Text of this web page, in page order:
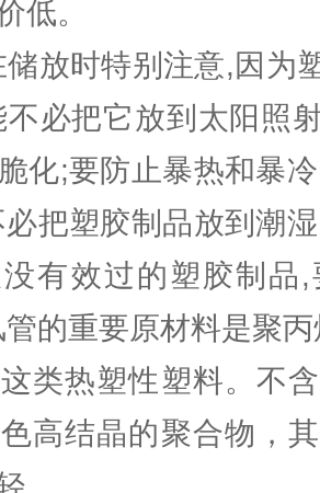
低。
储放时特别注意,因为
不必把它放到太阳照
化;要防止暴热和暴
把塑胶制品放到潮
有效过的塑胶制品
管的重要原材料是聚
类热塑性塑料。不
高结晶的聚合物，
。